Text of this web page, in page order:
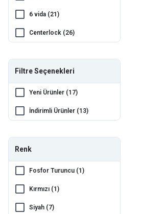
Rambomil (1)
Rectus (1)
Shimano (178)
Xlc (8)
6 vida (21)
Centerlock (26)
Filtre Seçenekleri
Yeni Ürünler (17)
İndirimli Ürünler (13)
Renk
Fosfor Turuncu (1)
Kırmızı (1)
Siyah (7)